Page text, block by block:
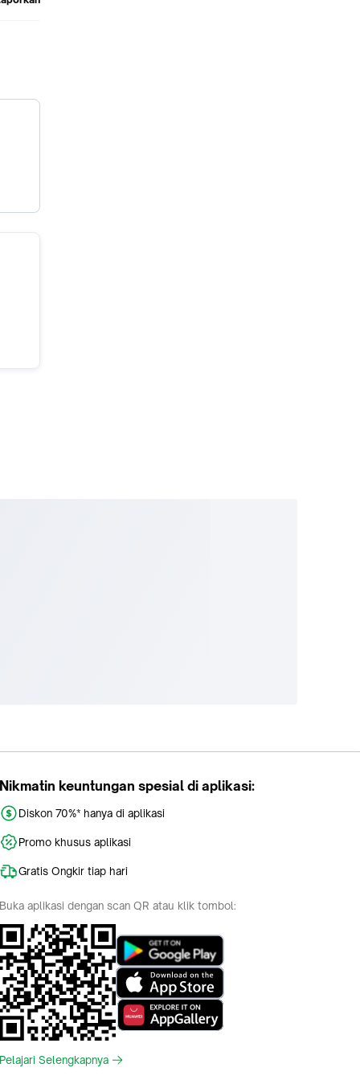
Nikmatin keuntungan spesial di aplikasi:
Diskon 70%* hanya di aplikasi
Promo khusus aplikasi
Gratis Ongkir tiap hari
Buka aplikasi dengan scan QR atau klik tombol:
Pelajari Selengkapnya